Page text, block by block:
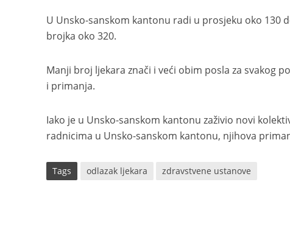
U Unsko-sanskom kantonu radi u prosjeku oko 130
brojka oko 320.
Manji broj ljekara znači i veći obim posla za svakog
i primanja.
Iako je u Unsko-sanskom kantonu zaživio novi
radnicima u Unsko-sanskom kantonu, njihova
Tags odlazak ljekara zdravstvene ustanove